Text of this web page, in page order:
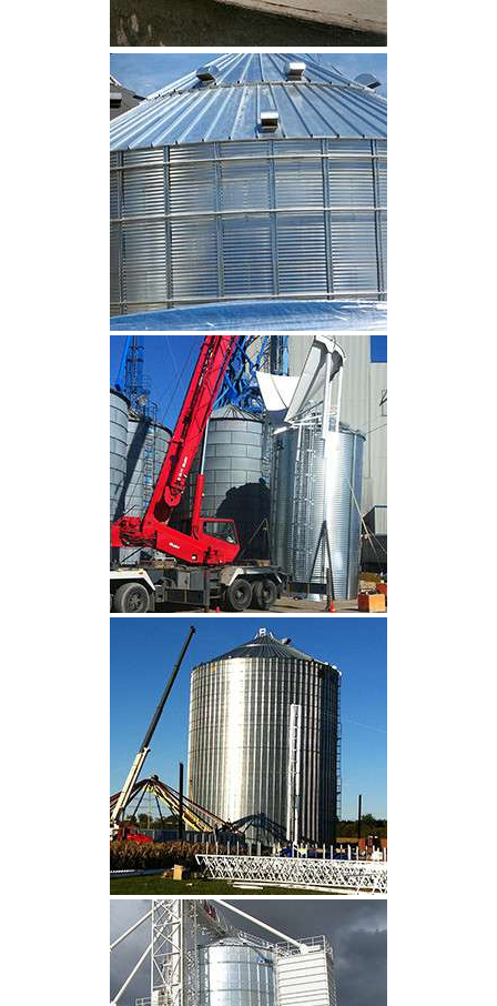
CLIQUEZ POUR AGRANDIR
CLIQUEZ POUR AGRANDIR
CLIQUEZ POUR AGRANDIR
CLIQUEZ POUR AGRANDIR